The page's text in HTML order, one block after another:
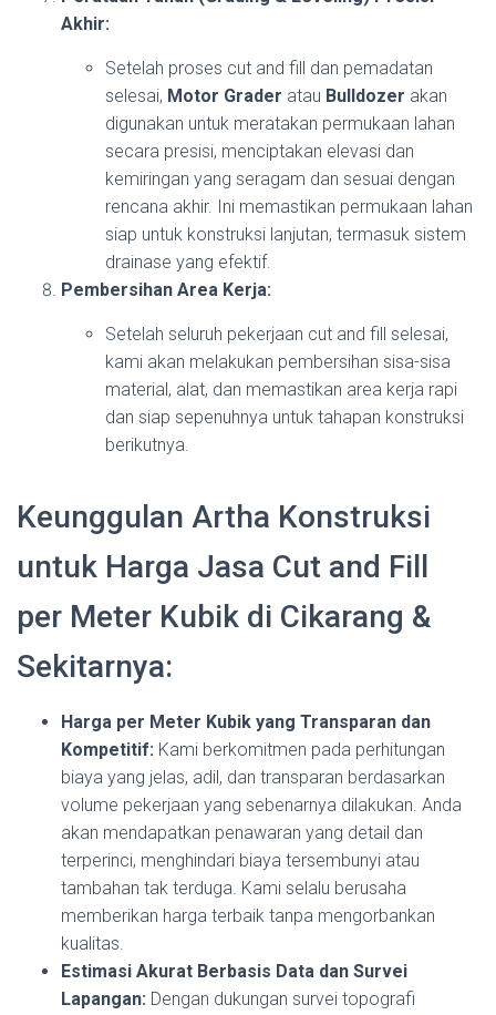
Akhir:
Setelah proses cut and fill dan pemadatan
selesai, Motor Grader atau Bulldozer akan
digunakan untuk meratakan permukaan lahan
secara presisi, menciptakan elevasi dan
kemiringan yang seragam dan sesuai dengan
rencana akhir. Ini memastikan permukaan lahan
siap untuk konstruksi lanjutan, termasuk sistem
drainase yang efektif.
Pembersihan Area Kerja:
Setelah seluruh pekerjaan cut and fill selesai,
kami akan melakukan pembersihan sisa-sisa
material, alat, dan memastikan area kerja rapi
dan siap sepenuhnya untuk tahapan konstruksi
berikutnya.
Keunggulan Artha Konstruksi
untuk Harga Jasa Cut and Fill
per Meter Kubik di Cikarang &
Sekitarnya:
Harga per Meter Kubik yang Transparan dan
Kompetitif: Kami berkomitmen pada perhitungan
biaya yang jelas, adil, dan transparan berdasarkan
volume pekerjaan yang sebenarnya dilakukan. Anda
akan mendapatkan penawaran yang detail dan
terperinci, menghindari biaya tersembunyi atau
tambahan tak terduga. Kami selalu berusaha
memberikan harga terbaik tanpa mengorbankan
kualitas.
Estimasi Akurat Berbasis Data dan Survei
Lapangan: Dengan dukungan survei topografi